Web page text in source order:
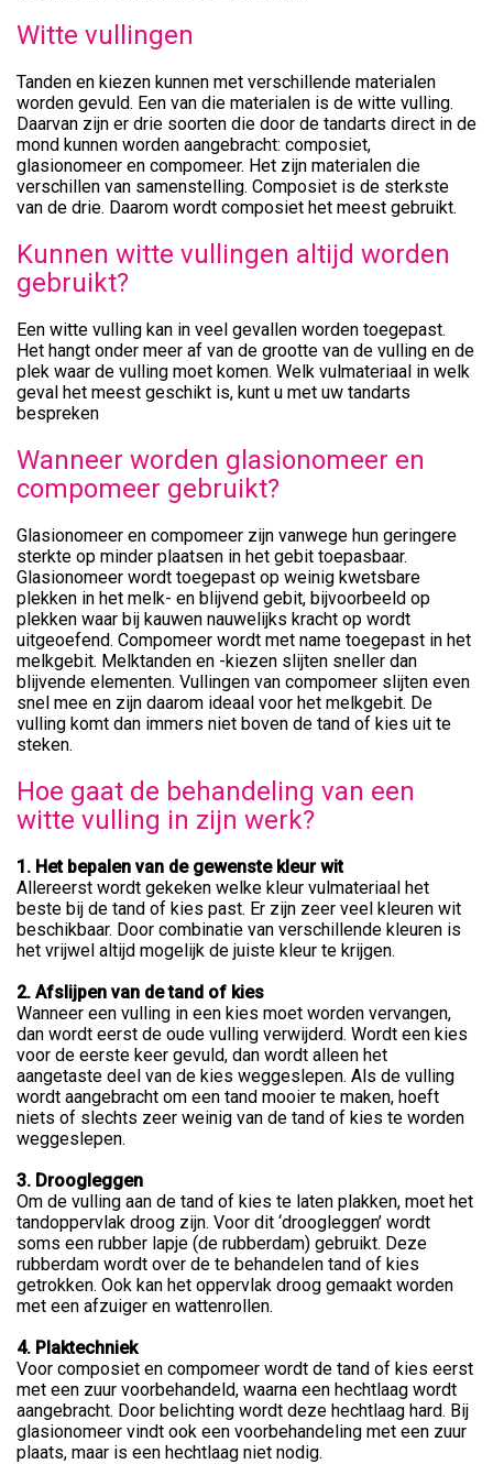
Witte vullingen
Tanden en kiezen kunnen met verschillende materialen
worden gevuld. Een van die materialen is de witte vulling.
Daarvan zijn er drie soorten die door de tandarts direct in de
mond kunnen worden aangebracht: composiet,
glasionomeer en compomeer. Het zijn materialen die
verschillen van samenstelling. Composiet is de sterkste
van de drie. Daarom wordt composiet het meest gebruikt.
Kunnen witte vullingen altijd worden
gebruikt?
Een witte vulling kan in veel gevallen worden toegepast.
Het hangt onder meer af van de grootte van de vulling en de
plek waar de vulling moet komen. Welk vulmateriaal in welk
geval het meest geschikt is, kunt u met uw tandarts
bespreken
Wanneer worden glasionomeer en
compomeer gebruikt?
Glasionomeer en compomeer zijn vanwege hun geringere
sterkte op minder plaatsen in het gebit toepasbaar.
Glasionomeer wordt toegepast op weinig kwetsbare
plekken in het melk- en blijvend gebit, bijvoorbeeld op
plekken waar bij kauwen nauwelijks kracht op wordt
uitgeoefend. Compomeer wordt met name toegepast in het
melkgebit. Melktanden en -kiezen slijten sneller dan
blijvende elementen. Vullingen van compomeer slijten even
snel mee en zijn daarom ideaal voor het melkgebit. De
vulling komt dan immers niet boven de tand of kies uit te
steken.
Hoe gaat de behandeling van een
witte vulling in zijn werk?
1. Het bepalen van de gewenste kleur wit
Allereerst wordt gekeken welke kleur vulmateriaal het
beste bij de tand of kies past. Er zijn zeer veel kleuren wit
beschikbaar. Door combinatie van verschillende kleuren is
het vrijwel altijd mogelijk de juiste kleur te krijgen.
2. Afslijpen van de tand of kies
Wanneer een vulling in een kies moet worden vervangen,
dan wordt eerst de oude vulling verwijderd. Wordt een kies
voor de eerste keer gevuld, dan wordt alleen het
aangetaste deel van de kies weggeslepen. Als de vulling
wordt aangebracht om een tand mooier te maken, hoeft
niets of slechts zeer weinig van de tand of kies te worden
weggeslepen.
3. Droogleggen
Om de vulling aan de tand of kies te laten plakken, moet het
tandoppervlak droog zijn. Voor dit ‘droogleggen’ wordt
soms een rubber lapje (de rubberdam) gebruikt. Deze
rubberdam wordt over de te behandelen tand of kies
getrokken. Ook kan het oppervlak droog gemaakt worden
met een afzuiger en wattenrollen.
4. Plaktechniek
Voor composiet en compomeer wordt de tand of kies eerst
met een zuur voorbehandeld, waarna een hechtlaag wordt
aangebracht. Door belichting wordt deze hechtlaag hard. Bij
glasionomeer vindt ook een voorbehandeling met een zuur
plaats, maar is een hechtlaag niet nodig.